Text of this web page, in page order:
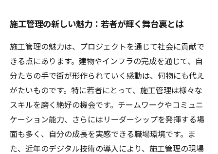
にする
未来を切り拓く！施工管理が若者にもたらす恩
恵
施工管理の新しい魅力：若者が輝く舞台裏とは
施工管理の魅力は、プロジェクトを通じて社会に貢献で
きる点にあります。建物やインフラの完成を通じて、自
分たちの手で街が形作られていく感動は、何物にも代え
がたいものです。特に若者にとって、施工管理は様々な
スキルを磨く絶好の機会です。チームワークやコミュニ
ケーション能力、さらにはリーダーシップを発揮する場
面も多く、自分の成長を実感できる職場環境です。ま
た、近年のデジタル技術の導入により、施工管理の現場